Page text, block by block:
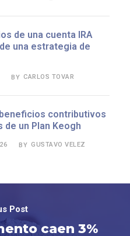
de una cuenta IRA
una estrategia de
BY CARLOS TOVAR
contributivos
de un Plan Keogh
BY GUSTAVO VELEZ
Post
caen 3%